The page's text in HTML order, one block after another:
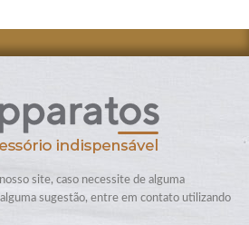
site, caso necessite de alguma
sugestão, entre em contato utilizando